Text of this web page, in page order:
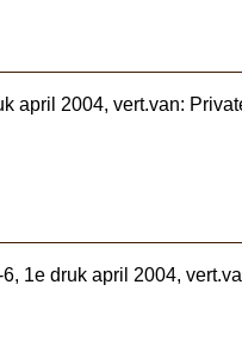
april 2004, vert.van:
1e druk april 2004,